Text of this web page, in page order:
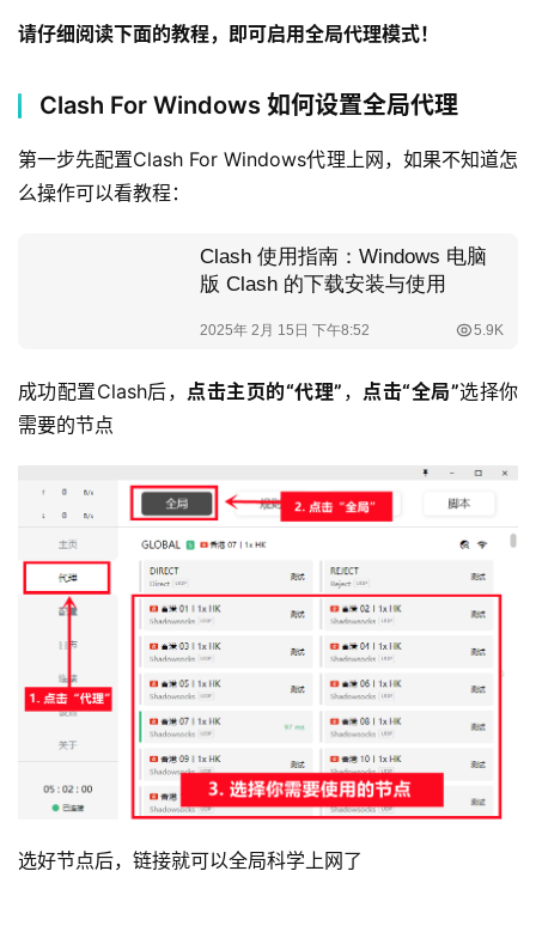
请仔细阅读下面的教程，即可启用全局代理模式！
Clash For Windows 如何设置全局代理
第一步先配置Clash For Windows代理上网，如果不知道怎
么操作可以看教程：
成功配置Clash后， 点击主页的“代理” ， 点击“全局”选择你
需要的节点
选好节点后，链接就可以全局科学上网了